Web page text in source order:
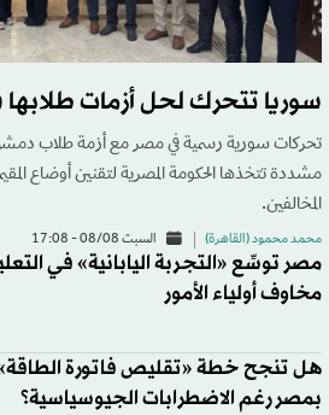
سوريا تتحرك لحل أزمات
تحركات سورية رسمية في مصر مع أزمة طلاب
مشددة تتخذها الحكومة المصرية لتقنين أوضاع
المخالفين.
محمد محمود (القاهرة) السبت 08/08 - 17:08
مصر توسِّع «التجربة اليابانية» في
مخاوف أولياء الأمور
هل تنجح خطة «تقليص فاتورة
بمصر رغم الاضطرابات الجيوسياسية؟